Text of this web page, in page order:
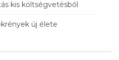
kis költségvetésből
új élete